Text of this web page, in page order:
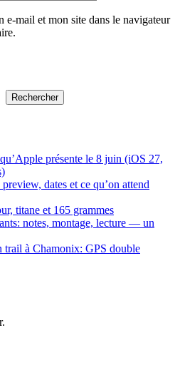
e-mail et mon site dans le navigateur
Rechercher
présente le 8 juin (iOS 27,
dates et ce qu’on attend
titane et 165 grammes
notes, montage, lecture — un
trail à Chamonix: GPS double